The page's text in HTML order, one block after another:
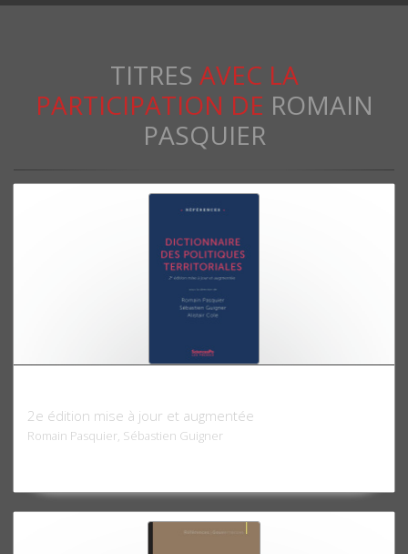
TITRES AVEC LA
PARTICIPATION DE ROMAIN
PASQUIER
2e édition mise à jour et augmentée
Romain Pasquier, Sébastien Guigner